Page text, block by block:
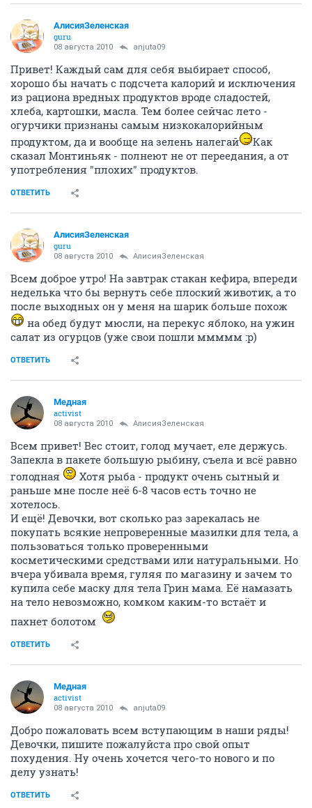
АлисияЗеленская
guru
08 августа 2010 anjuta09
Привет! Каждый сам для себя выбирает способ,
хорошо бы начать с подсчета калорий и исключения
из рациона вредных продуктов вроде сладостей,
хлеба, картошки, масла. Тем более сейчас лето -
огурчики признаны самым низкокалорийным
продуктом, да и вообще на зелень налегай
Как
сказал Монтиньяк - полнеют не от переедания, а от
употребления "плохих" продуктов.
ОТВЕТИТЬ
АлисияЗеленская
guru
08 августа 2010 АлисияЗеленская
Всем доброе утро! На завтрак стакан кефира, впереди
неделька что бы вернуть себе плоский животик, а то
после выходных он у меня на шарик больше похож
на обед будут мюсли, на перекус яблоко, на ужин
салат из огурцов (уже свои пошли ммммм :p)
ОТВЕТИТЬ
Медная
activist
08 августа 2010 АлисияЗеленская
Всем привет! Вес стоит, голод мучает, еле держусь.
Запекла в пакете большую рыбину, съела и всё равно
голодная
Хотя рыба - продукт очень сытный и
раньше мне после неё 6-8 часов есть точно не
хотелось.
И ещё! Девочки, вот сколько раз зарекалась не
покупать всякие непроверенные мазилки для тела, а
пользоваться только проверенными
косметическими средствами или натуральными. Но
вчера убивала время, гуляя по магазину и зачем то
купила себе маску для тела Грин мама. Её намазать
на тело невозможно, комком каким-то встаёт и
пахнет болотом
ОТВЕТИТЬ
Медная
activist
08 августа 2010 anjuta09
Добро пожаловать всем вступающим в наши ряды!
Девочки, пишите пожалуйста про свой опыт
похудения. Ну очень хочется чего-то нового и по
делу узнать!
ОТВЕТИТЬ